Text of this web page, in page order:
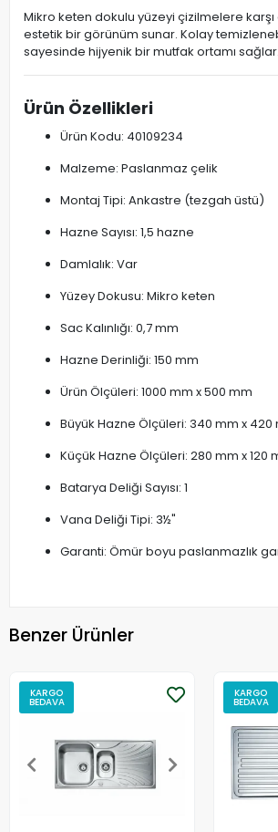
Mikro keten dokulu yüzeyi çizilmelere
estetik bir görünüm sunar. Kolay
sayesinde hijyenik bir mutfak ortamı sağlar.
Ürün Özellikleri
Ürün Kodu: 40109234
Malzeme: Paslanmaz çelik
Montaj Tipi: Ankastre (tezgah üstü)
Hazne Sayısı: 1,5 hazne
Damlalık: Var
Yüzey Dokusu: Mikro keten
Sac Kalınlığı: 0,7 mm
Hazne Derinliği: 150 mm
Ürün Ölçüleri: 1000 mm x 500 mm
Büyük Hazne Ölçüleri: 340 mm x 420
Küçük Hazne Ölçüleri: 280 mm x 120
Batarya Deliği Sayısı: 1
Vana Deliği Tipi: 3½"
Garanti: Ömür boyu paslanmazlık
Benzer Ürünler
KARGO
BEDAVA
KARGO
BEDAVA